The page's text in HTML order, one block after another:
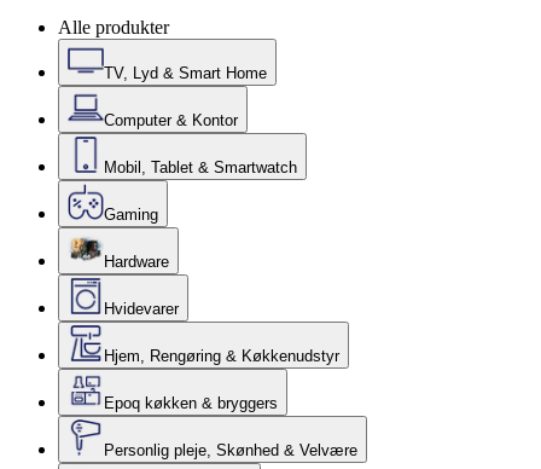
Alle produkter
TV, Lyd & Smart Home
Computer & Kontor
Mobil, Tablet & Smartwatch
Gaming
Hardware
Hvidevarer
Hjem, Rengøring & Køkkenudstyr
Epoq køkken & bryggers
Personlig pleje, Skønhed & Velvære